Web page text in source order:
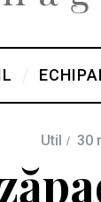
Util 30